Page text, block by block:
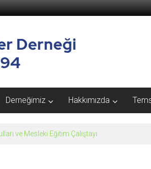
Derneğimiz Hakkımızda
ve Mesleki Eğitim Çalıştayı